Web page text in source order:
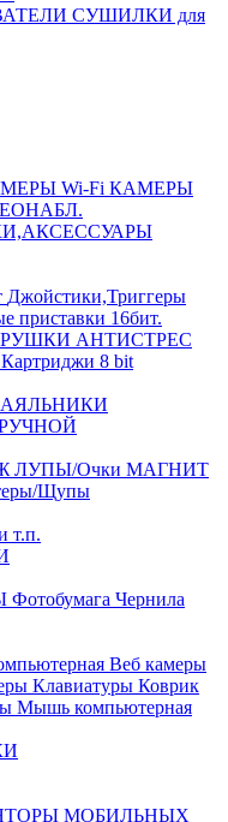
СУШИЛКИ для
Wi-Fi КАМЕРЫ
Джойстики,Триггеры
приставки 16бит.
АНТИСТРЕС
Картриджи 8 bit
ЛУПЫ/Очки МАГНИТ
Щупы
т.п.
Фотобумага Чернила
Веб камеры
Клавиатуры Коврик
Мышь компьютерная
МОБИЛЬНЫХ